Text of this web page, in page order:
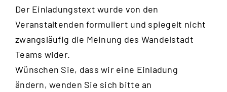
Der Einladungstext wurde von den
Veranstaltenden formuliert und spiegelt nicht
zwangsläufig die Meinung des Wandelstadt
Teams wider.
Wünschen Sie, dass wir eine Einladung
ändern, wenden Sie sich bitte an